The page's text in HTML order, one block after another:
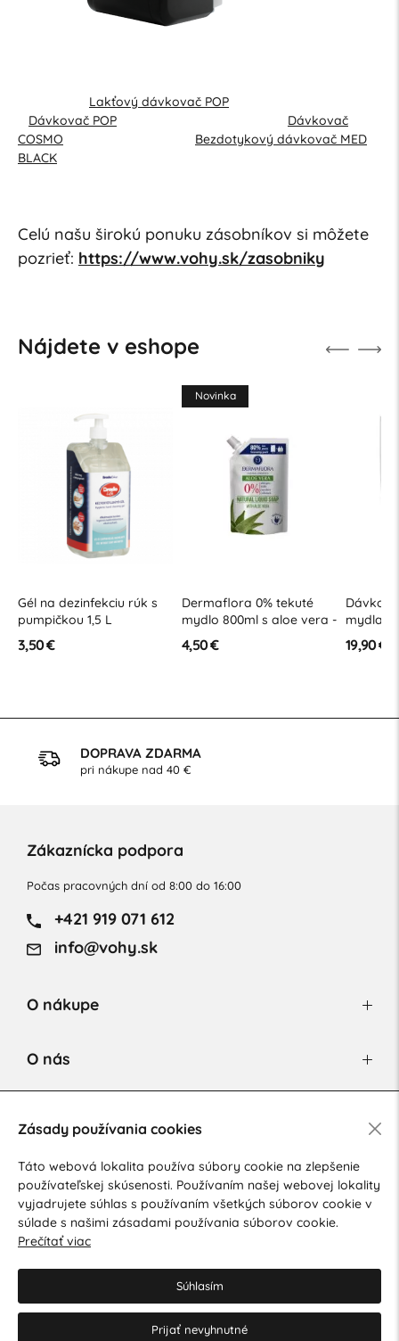
Lakťový dávkovač POP
Dávkovač POP
Dávkovač
COSMO
Bezdotykový dávkovač MED
BLACK
Celú našu širokú ponuku zásobníkov si môžete
pozrieť: https://www.vohy.sk/zasobniky
Nájdete v eshope
Gél na dezinfekciu rúk s
pumpičkou 1,5 L
3,50 €
Novinka
Dermaflora 0% tekuté
mydlo 800ml s aloe vera -
náplň
4,50 €
mydla
19,90 €
DOPRAVA ZDARMA
pri nákupe nad 40 €
Zákaznícka podpora
Počas pracovných dní od 8:00 do 16:00
+421 919 071 612
info@vohy.sk
O nákupe
O nás
Súhlasím so spracovaním osobných údajov pre marketingové
účely.Zásady ochrany osobných údajov.
Zásady používania cookies
Táto webová lokalita používa súbory cookie na zlepšenie
používateľskej skúsenosti. Používaním našej webovej lokality
vyjadrujete súhlas s používaním všetkých súborov cookie v
súlade s našimi zásadami používania súborov cookie.
Prečítať viac
Súhlasím
Prijať nevyhnutné